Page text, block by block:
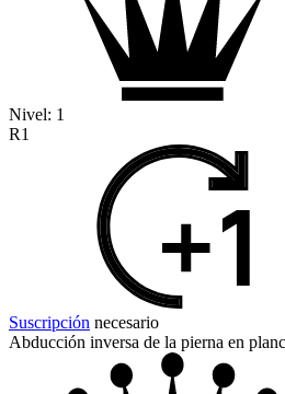
Nivel: 1
R1
Suscripción necesario
Abducción inversa de la pierna en